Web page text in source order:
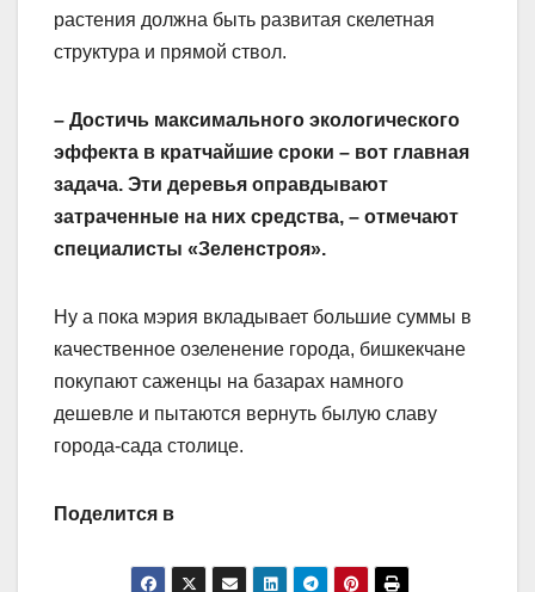
растения должна быть развитая скелетная
структура и прямой ствол.
– Достичь максимального экологического
эффекта в кратчайшие сроки – вот главная
задача. Эти деревья оправдывают
затраченные на них средства, – отмечают
специалисты «Зеленстроя».
Ну а пока мэрия вкладывает большие суммы в
качественное озеленение города, бишкекчане
покупают саженцы на базарах намного
дешевле и пытаются вернуть былую славу
города-сада столице.
Поделится в